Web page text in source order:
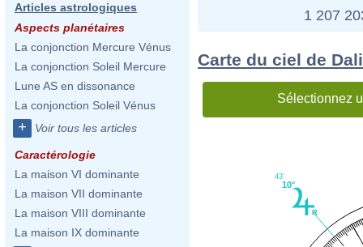
Articles astrologiques
Aspects planétaires
La conjonction Mercure Vénus
La conjonction Soleil Mercure
Lune AS en dissonance
La conjonction Soleil Vénus
+ Voir tous les articles
Caractérologie
La maison VI dominante
La maison VII dominante
La maison VIII dominante
La maison IX dominante
1 207
Carte du ciel de
Sélectionnez
10°
43'